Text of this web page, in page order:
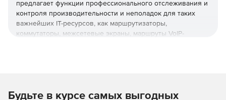
предлагает функции профессионального отслеживания и
контроля производительности и неполадок для таких
важнейших IT-ресурсов, как маршрутизаторы,
коммутаторы, межсетевые экраны, маршруты VoIP-
организационные политики мониторинга в оперативном
Будьте в курсе самых выгодных